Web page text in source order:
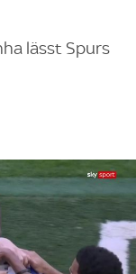
lässt Spurs